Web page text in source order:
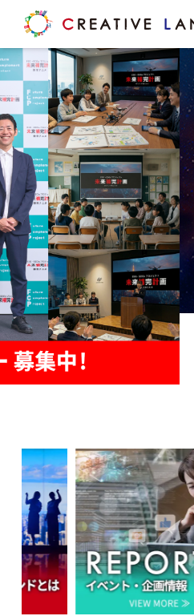
ク
リ
エ
イ
テ
ィ
ブ
ラ
ン
ド
ホ
ー
ム
ARTICLE
建
設
行
界
の
記
事
を